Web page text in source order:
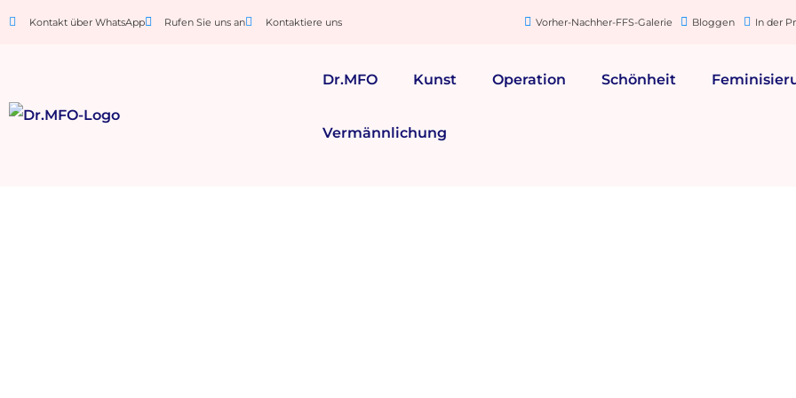
Kontakt über WhatsApp Rufen Sie uns an Kontaktiere uns Vorher-Nachher-FFS-Galerie Bloggen In der
Dr.MFO Kunst Operation Schönheit
Vermännlichung